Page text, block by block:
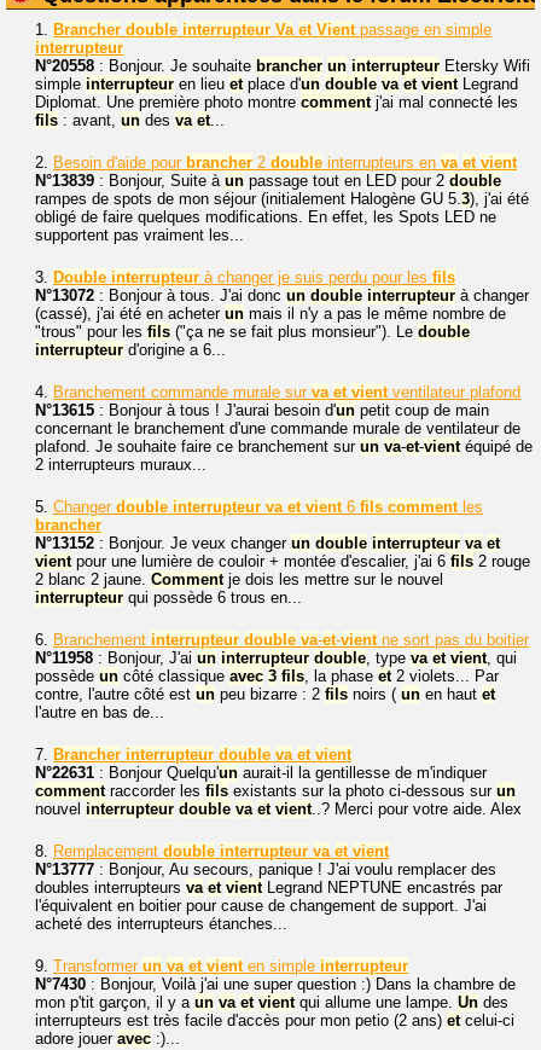
1. Brancher double interrupteur Va et Vientpassage en simple
interrupteur
N°20558 : Bonjour. Je souhaite brancher un interrupteur Etersky Wifi
simple interrupteur en lieu etplace d'un double va et vientLegrand
Diplomat. Une première photo montre commentj'ai mal connecté les
fils : avant, un des va et...
2. Besoin d'aide pour brancher 2 double interrupteurs en va et vient
N°13839 : Bonjour, Suite à un passage tout en LED pour 2 double
rampes de spots de mon séjour (initialement Halogène GU 5.3), j'ai été
obligé de faire quelques modifications. En effet, les Spots LED ne
supportent pas vraiment les...
3. Double interrupteur à changer je suis perdu pour les fils
N°13072 : Bonjour à tous. J'ai donc un double interrupteur à changer
(cassé), j'ai été en acheter un mais il n'y a pas le même nombre de
"trous" pour les fils ("ça ne se fait plus monsieur"). Le double
interrupteur d'origine a 6...
4. Branchement commande murale sur va et vientventilateur plafond
N°13615 : Bonjour à tous ! J'aurai besoin d'un petit coup de main
concernant le branchement d'une commande murale de ventilateur de
plafond. Je souhaite faire ce branchement sur un va-et-vientéquipé de
2 interrupteurs muraux...
5. Changer double interrupteur va et vient6 fils commentles
brancher
N°13152 : Bonjour. Je veux changer un double interrupteur va et
vientpour une lumière de couloir + montée d'escalier, j'ai 6 fils 2 rouge
2 blanc 2 jaune. Commentje dois les mettre sur le nouvel
interrupteur qui possède 6 trous en...
6. Branchement interrupteur double va-et-vientne sort pas du boitier
N°11958 : Bonjour, J'ai un interrupteur double, type va et vient, qui
possède un côté classique avec 3 fils, la phase et2 violets... Par
contre, l'autre côté est un peu bizarre : 2 fils noirs ( un en haut et
l'autre en bas de...
7. Brancher interrupteur double va et vient
N°22631 : Bonjour Quelqu'un aurait-il la gentillesse de m'indiquer
commentraccorder les fils existants sur la photo ci-dessous sur un
nouvel interrupteur double va et vient..? Merci pour votre aide. Alex
8. Remplacement double interrupteur va et vient
N°13777 : Bonjour, Au secours, panique ! J'ai voulu remplacer des
doubles interrupteurs va et vientLegrand NEPTUNE encastrés par
l'équivalent en boitier pour cause de changement de support. J'ai
acheté des interrupteurs étanches...
9. Transformer un va et vienten simple interrupteur
N°7430 : Bonjour, Voilà j'ai une super question :) Dans la chambre de
mon p'tit garçon, il y a un va et vientqui allume une lampe. Un des
interrupteurs est très facile d'accès pour mon petio (2 ans) etcelui-ci
adore jouer avec :)...